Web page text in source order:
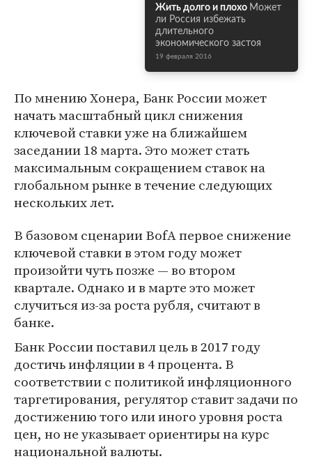
Жить долго и плохо Может
ли Россия избежать
длительного
экономического застоя
19 февраля 2016
По мнению Хонера, Банк России может
начать масштабный цикл снижения
ключевой ставки уже на ближайшем
заседании 18 марта. Это может стать
максимальным сокращением ставок на
глобальном рынке в течение следующих
нескольких лет.
В базовом сценарии BofA первое снижение
ключевой ставки в этом году может
произойти чуть позже — во втором
квартале. Однако и в марте это может
случиться из-за роста рубля, считают в
банке.
Банк России поставил цель в 2017 году
достичь инфляции в 4 процента. В
соответствии с политикой инфляционного
таргетирования, регулятор ставит задачи по
достижению того или иного уровня роста
цен, но не указывает ориентиры на курс
национальной валюты.